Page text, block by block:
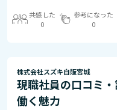
共感した
0
参考になった
0
株式会社スズキ自販宮城
現職社員の口コミ
働く魅力